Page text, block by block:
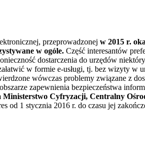
przeprowadzonej w 2015 r.
w ogóle. Część interesantów
dostarczenia do urzędów
w formie e-usługi, tj. bez wizyty w
wówczas problemy związane z
zapewnienia bezpieczeństwa
Ministerstwo Cyfryzacji, Centralny
od 1 stycznia 2016 r. do czasu jej